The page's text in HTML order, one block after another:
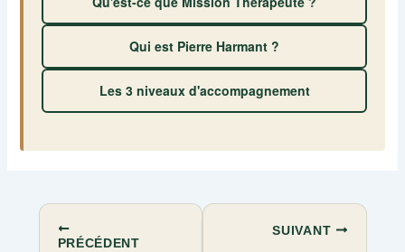
Qui est Pierre Harmant ?
Les 3 niveaux d'accompagnement
PRÉCÉDENT
SUIVANT